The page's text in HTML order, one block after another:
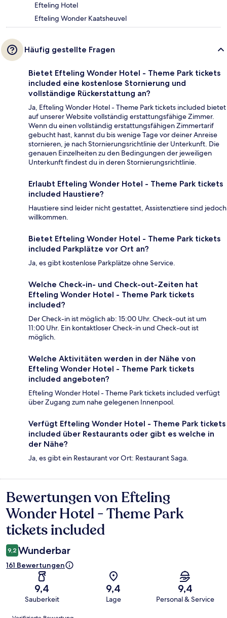
Efteling Hotel
Efteling Wonder Kaatsheuvel
Häufig gestellte Fragen
Bietet Efteling Wonder Hotel - Theme Park tickets
included eine kostenlose Stornierung und
vollständige Rückerstattung an?
Ja, Efteling Wonder Hotel - Theme Park tickets included bietet
auf unserer Website vollständig erstattungsfähige Zimmer.
Wenn du einen vollständig erstattungsfähigen Zimmertarif
gebucht hast, kannst du bis wenige Tage vor deiner Anreise
stornieren, je nach Stornierungsrichtlinie der Unterkunft. Die
genauen Einzelheiten zu den Bedingungen der jeweiligen
Unterkunft findest du in deren Stornierungsrichtlinie.
Erlaubt Efteling Wonder Hotel - Theme Park tickets
included Haustiere?
Haustiere sind leider nicht gestattet, Assistenztiere sind jedoch
willkommen.
Bietet Efteling Wonder Hotel - Theme Park tickets
included Parkplätze vor Ort an?
Ja, es gibt kostenlose Parkplätze ohne Service.
Welche Check-in- und Check-out-Zeiten hat
Efteling Wonder Hotel - Theme Park tickets
included?
Der Check-in ist möglich ab: 15:00 Uhr. Check-out ist um
11:00 Uhr. Ein kontaktloser Check-in und Check-out ist
möglich.
Welche Aktivitäten werden in der Nähe von
Efteling Wonder Hotel - Theme Park tickets
included angeboten?
Efteling Wonder Hotel - Theme Park tickets included verfügt
über Zugang zum nahe gelegenen Innenpool.
Verfügt Efteling Wonder Hotel - Theme Park tickets
included über Restaurants oder gibt es welche in
der Nähe?
Ja, es gibt ein Restaurant vor Ort: Restaurant Saga.
Bewertungen
Bewertungen von Efteling
Wonder Hotel - Theme Park
tickets included
9,2 Wunderbar
161 Bewertungen
9,4
Sauberkeit
9,4
Lage
9,4
Personal & Service
Bewertungen